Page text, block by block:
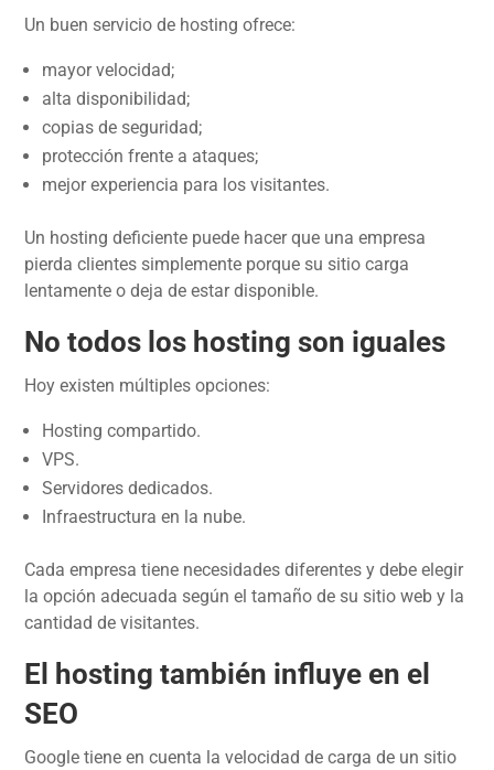
Un buen servicio de hosting ofrece:
mayor velocidad;
alta disponibilidad;
copias de seguridad;
protección frente a ataques;
mejor experiencia para los visitantes.
Un hosting deficiente puede hacer que una empresa
pierda clientes simplemente porque su sitio carga
lentamente o deja de estar disponible.
No todos los hosting son iguales
Hoy existen múltiples opciones:
Hosting compartido.
VPS.
Servidores dedicados.
Infraestructura en la nube.
Cada empresa tiene necesidades diferentes y debe elegir
la opción adecuada según el tamaño de su sitio web y la
cantidad de visitantes.
El hosting también influye en el
SEO
Google tiene en cuenta la velocidad de carga de un sitio